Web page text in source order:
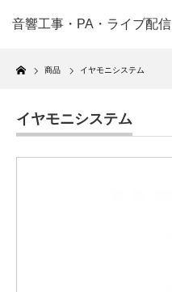
音響工事・PA・ライブ配
Home
商品 イヤモニシステム
イヤモニシステム